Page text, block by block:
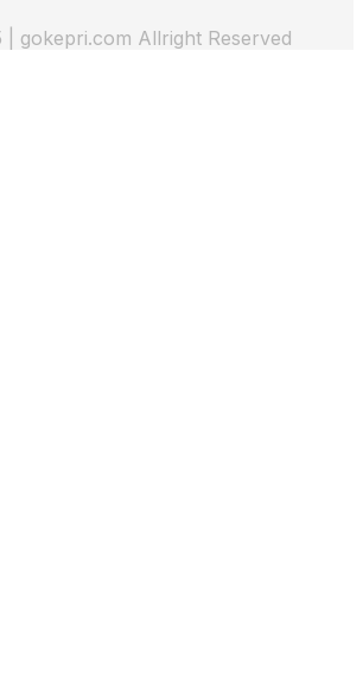
gokepri.com Allright Reserved